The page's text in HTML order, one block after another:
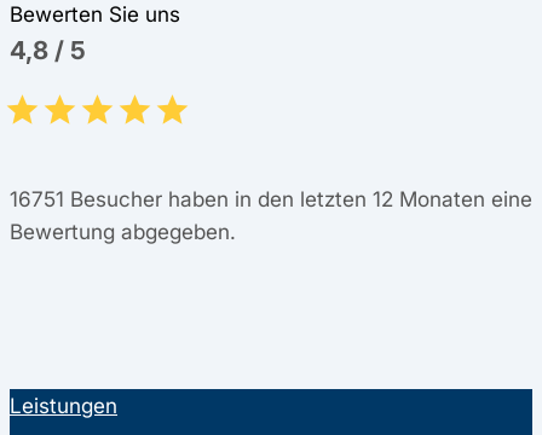
Bewerten Sie uns
4,8 / 5
16751 Besucher haben in den letzten 12 Monaten eine
Bewertung abgegeben.
Leistungen